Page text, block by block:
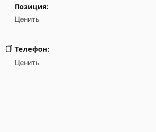
Позиция:
Ценить
Телефон:
Ценить